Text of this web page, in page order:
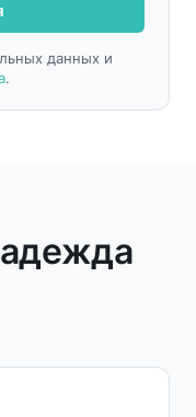
данных и
.